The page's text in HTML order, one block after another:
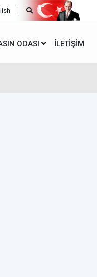
ODASI İLETIŞIM